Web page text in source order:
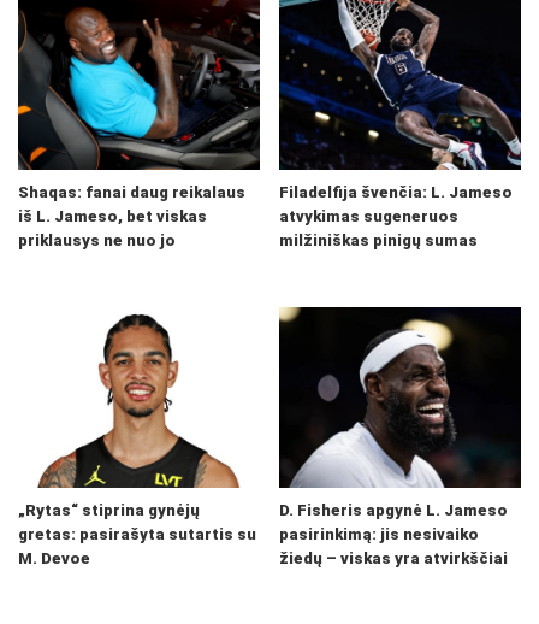
Shaqas: fanai daug reikalaus
iš L. Jameso, bet viskas
priklausys ne nuo jo
Filadelfija švenčia: L. Jameso
atvykimas sugeneruos
milžiniškas pinigų sumas
„Rytas“ stiprina gynėjų
gretas: pasirašyta sutartis su
M. Devoe
D. Fisheris apgynė L. Jameso
pasirinkimą: jis nesivaiko
žiedų – viskas yra atvirkščiai